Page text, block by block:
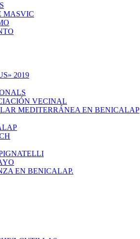
MASVIC
2019
VECINAL
MEDITERRÁNEA EN BENICALAP
EN BENICALAP.